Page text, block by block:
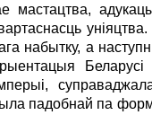
мастацтва,
набытку, а
Беларусі
падобнай па